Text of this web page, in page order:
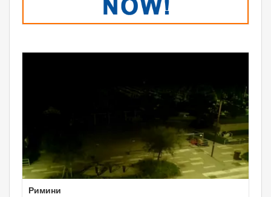
Римини